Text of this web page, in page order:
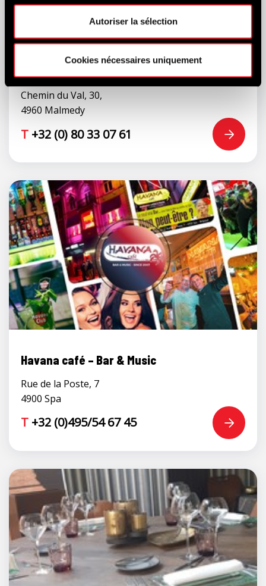
Autoriser la sélection
Cookies nécessaires uniquement
Chemin du Val, 30,
4960 Malmedy
T +32 (0) 80 33 07 61
Havana café – Bar & Music
Rue de la Poste, 7
4900 Spa
T +32 (0)495/54 67 45